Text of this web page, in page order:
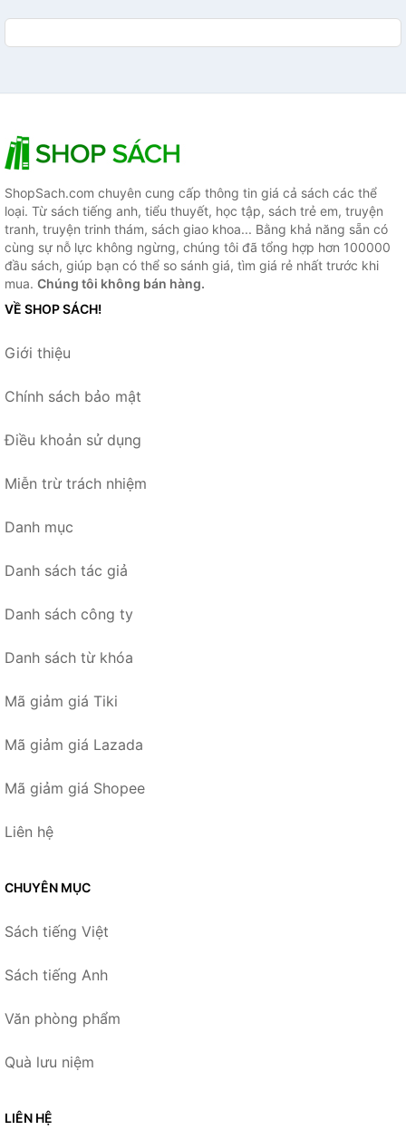
ShopSach.com chuyên cung cấp thông tin giá cả sách các thể
loại. Từ sách tiếng anh, tiểu thuyết, học tập, sách trẻ em, truyện
tranh, truyện trinh thám, sách giao khoa... Bằng khả năng sẵn có
cùng sự nỗ lực không ngừng, chúng tôi đã tổng hợp hơn 100000
đầu sách, giúp bạn có thể so sánh giá, tìm giá rẻ nhất trước khi
mua. Chúng tôi không bán hàng.
VỀ SHOP SÁCH!
Giới thiệu
Chính sách bảo mật
Điều khoản sử dụng
Miễn trừ trách nhiệm
Danh mục
Danh sách tác giả
Danh sách công ty
Danh sách từ khóa
Mã giảm giá Tiki
Mã giảm giá Lazada
Mã giảm giá Shopee
Liên hệ
CHUYÊN MỤC
Sách tiếng Việt
Sách tiếng Anh
Văn phòng phẩm
Quà lưu niệm
LIÊN HỆ